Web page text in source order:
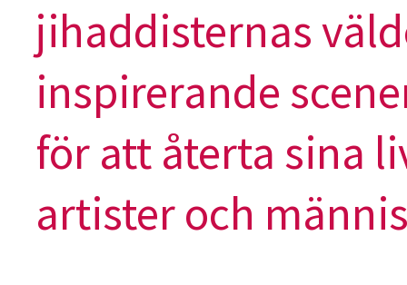
jihaddisternas
inspirerande
för att återta sina
artister och